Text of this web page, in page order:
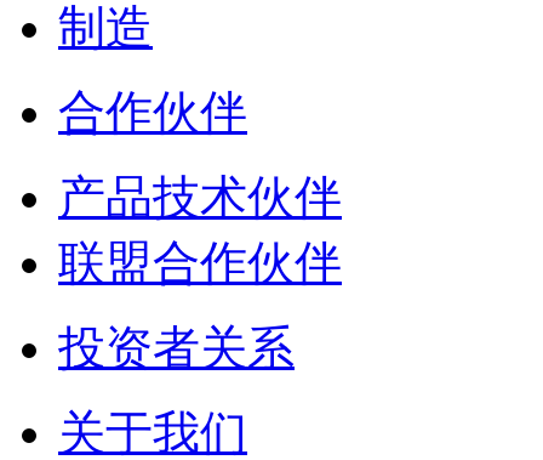
制造
合作伙伴
产品技术伙伴
联盟合作伙伴
投资者关系
关于我们